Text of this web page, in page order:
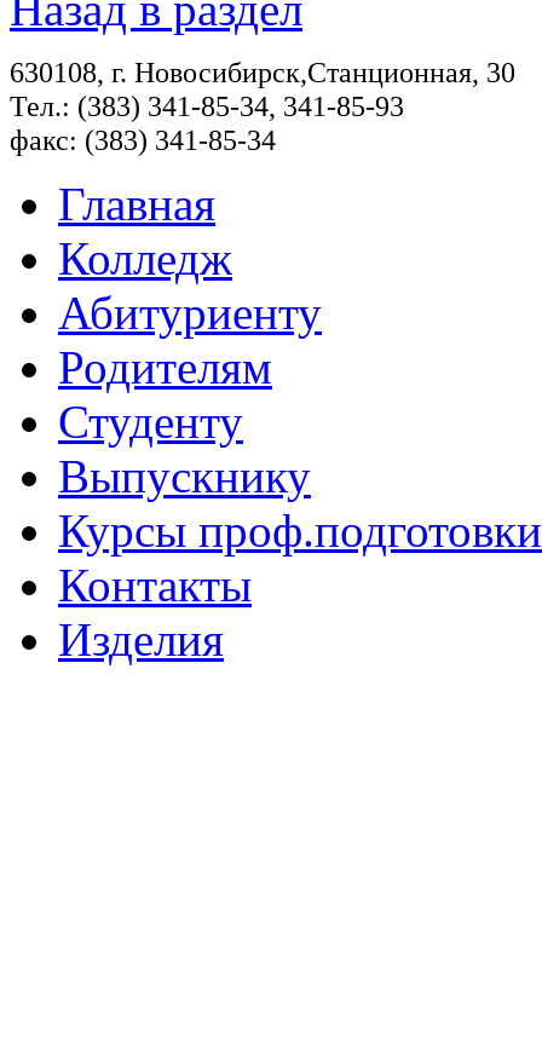
630108, г. Новосибирск,Станционная, 30
Тел.: (383) 341-85-34, 341-85-93
факс: (383) 341-85-34
Главная
Колледж
Абитуриенту
Родителям
Студенту
Выпускнику
Курсы проф.подготовки
Контакты
Изделия